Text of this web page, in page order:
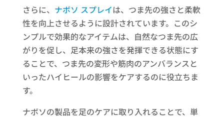
さらに、 ナボソ スプレイは、つま先の強さと柔軟
性を向上させるように設計されています。このシ
ンプルで効果的なアイテムは、自然なつま先の広
がりを促し、足本来の強さを発揮できる状態にす
ることで、つま先の変形や筋肉のアンバランスと
いったハイヒールの影響をケアするのに役立ちま
す。
ナボソの製品を足のケアに取り入れることで、単